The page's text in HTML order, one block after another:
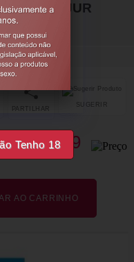
Tenho 18
ÁGUA PJUR
SUGERIR
PARTILHAR
€2, 29
AO CARRINHO